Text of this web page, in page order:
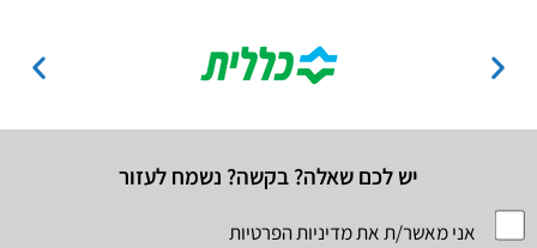
יש לכם שאלה? בקשה? נשמח לעזור
אני מאשר/ת את מדיניות הפרטיות